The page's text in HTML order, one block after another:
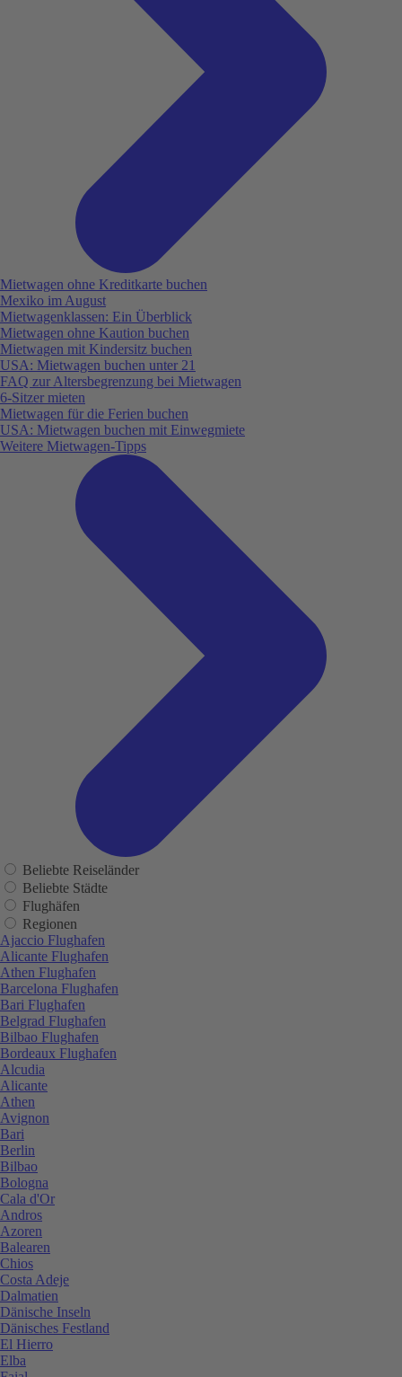
Mietwagen ohne Kreditkarte buchen
Mexiko im August
Mietwagenklassen: Ein Überblick
Mietwagen ohne Kaution buchen
Mietwagen mit Kindersitz buchen
USA: Mietwagen buchen unter 21
FAQ zur Altersbegrenzung bei Mietwagen
6-Sitzer mieten
Mietwagen für die Ferien buchen
USA: Mietwagen buchen mit Einwegmiete
Weitere Mietwagen-Tipps
Beliebte Reiseländer
Beliebte Städte
Flughäfen
Regionen
Ajaccio Flughafen
Alicante Flughafen
Athen Flughafen
Barcelona Flughafen
Bari Flughafen
Belgrad Flughafen
Bilbao Flughafen
Bordeaux Flughafen
Alcudia
Alicante
Athen
Avignon
Bari
Berlin
Bilbao
Bologna
Cala d'Or
Andros
Azoren
Balearen
Chios
Costa Adeje
Dalmatien
Dänische Inseln
Dänisches Festland
El Hierro
Elba